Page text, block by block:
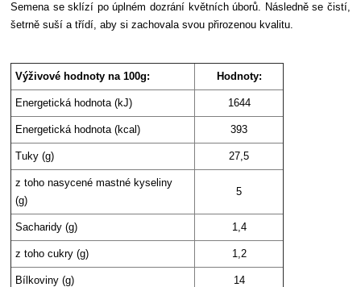
Semena se sklízí po úplném dozrání květních úborů. Následně se čistí,
šetrně suší a třídí, aby si zachovala svou přirozenou kvalitu.
Výživové hodnoty na 100g: Hodnoty:
Energetická hodnota (kJ) 1644
Energetická hodnota (kcal) 393
Tuky (g) 27,5
z toho nasycené mastné kyseliny
(g)
5
Sacharidy (g) 1,4
z toho cukry (g) 1,2
Bílkoviny (g) 14